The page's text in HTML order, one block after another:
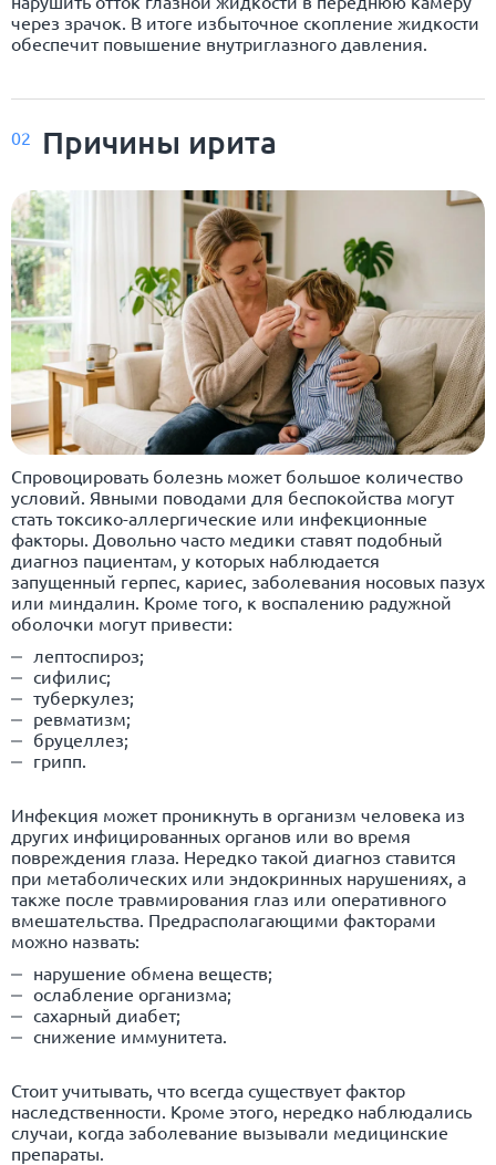
через зрачок. В итоге избыточное скопление жидкости
обеспечит повышение внутриглазного давления.
02 Причины ирита
Спровоцировать болезнь может большое количество
условий. Явными поводами для беспокойства могут
стать токсико-аллергические или инфекционные
факторы. Довольно часто медики ставят подобный
диагноз пациентам, у которых наблюдается
запущенный герпес, кариес, заболевания носовых пазух
или миндалин. Кроме того, к воспалению радужной
оболочки могут привести:
лептоспироз;
сифилис;
туберкулез;
ревматизм;
бруцеллез;
грипп
Инфекция может проникнуть в организм человека из
других инфицированных органов или во время
повреждения глаза. Нередко такой диагноз ставится
при метаболических или эндокринных нарушениях, а
также после травмирования глаз или оперативного
вмешательства. Предрасполагающими факторами
можно назвать:
нарушение обмена веществ;
ослабление организма;
сахарный диабет;
снижение иммунитета.
Стоит учитывать, что всегда существует фактор
наследственности. Кроме этого, нередко наблюдались
случаи, когда заболевание вызывали медицинские
препараты.